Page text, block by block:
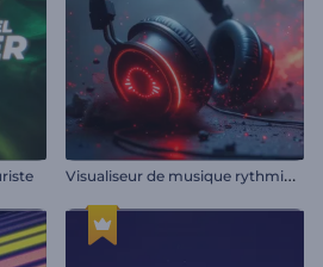
V
isualiseur de musique rythmique casque